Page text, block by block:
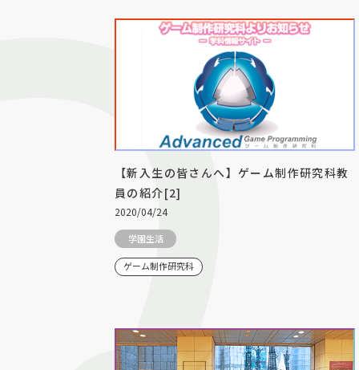
【新入生の皆さんへ】ゲーム制作研究科教
員の紹介[2]
2020/04/24
学園生活
ゲーム制作研究科